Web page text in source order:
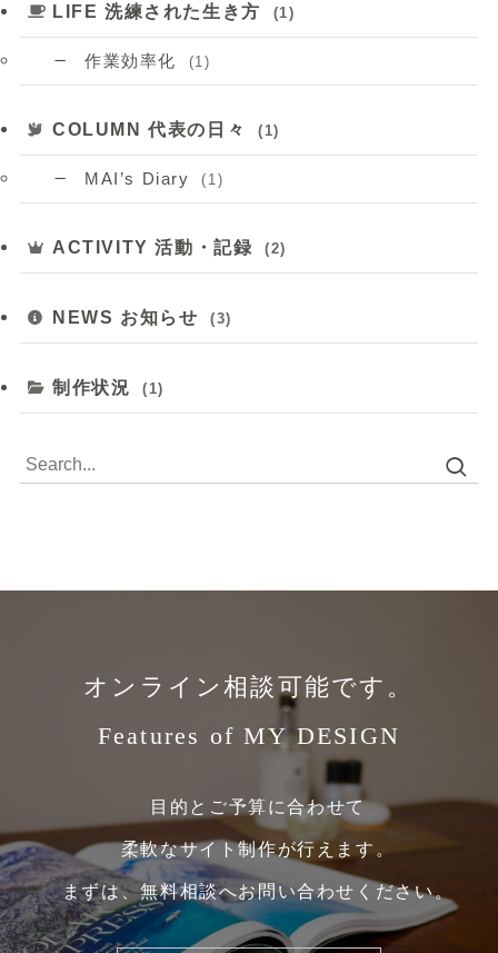
LIFE 洗練された生き方 (1)
作業効率化 (1)
COLUMN 代表の日々 (1)
MAI’s Diary (1)
ACTIVITY 活動・記録 (2)
NEWS お知らせ (3)
制作状況 (1)
オンライン相談可能です。
Features of MY DESIGN
目的とご予算に合わせて
柔軟なサイト制作が行えます。
まずは、無料相談へお問い合わせください。